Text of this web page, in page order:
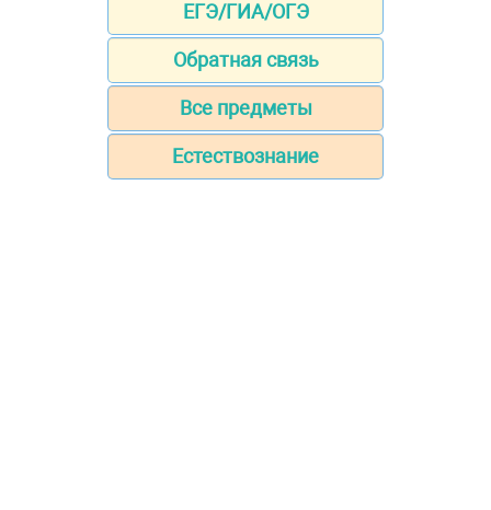
ЕГЭ/ГИА/ОГЭ
Обратная связь
Все предметы
Естествознание